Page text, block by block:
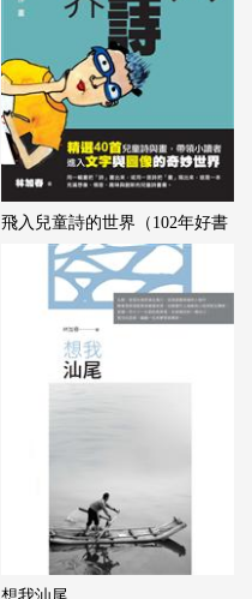
飛入兒童詩的世界（102年好書